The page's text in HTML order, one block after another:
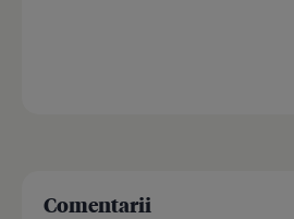
Comentarii